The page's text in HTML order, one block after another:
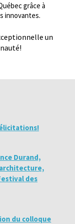
grâce à
innovantes.
un
Durand,
des
du colloque